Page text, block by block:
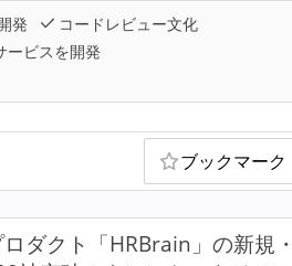
発
コードレビュー文化
ービスを開発
ブックマーク
ダクト「HRBrain」の新規・